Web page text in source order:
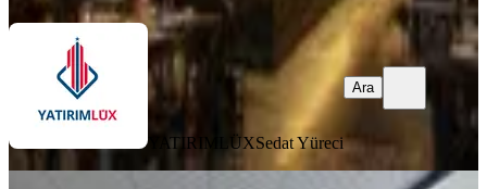
YATIRIMLÜXSedat Yüreci
Ara